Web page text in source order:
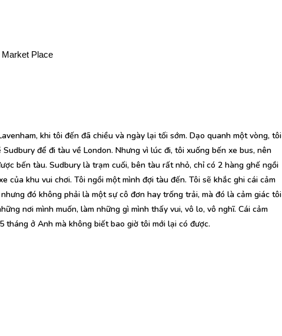
Place
khi tôi đến đã chiều và ngày lại tối sớm. Dạo quanh một vòng, tôi
để đi tàu về London. Nhưng vì lúc đi, tôi xuống bến xe bus, nên
bến tàu. Sudbury là trạm cuối, bên tàu rất nhỏ, chỉ có 2 hàng ghế ngồi
của khu vui chơi. Tôi ngồi một mình đợi tàu đến. Tôi sẽ khắc ghi cái cảm
đó không phải là một sự cô đơn hay trống trải, mà đó là cảm giác tôi
nơi mình muốn, làm những gì mình thấy vui, vô lo, vô nghĩ. Cái cảm
tháng ở Anh mà không biết bao giờ tôi mới lại có được.